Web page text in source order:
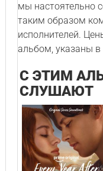
мы настоятельно
таким образом
исполнителей.
альбом, указаны в
С ЭТИМ
СЛУШАЮТ